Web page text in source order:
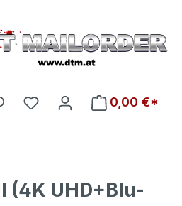
Du hast 0 Produkte auf
0,00 €*
(4K UHD+Blu-